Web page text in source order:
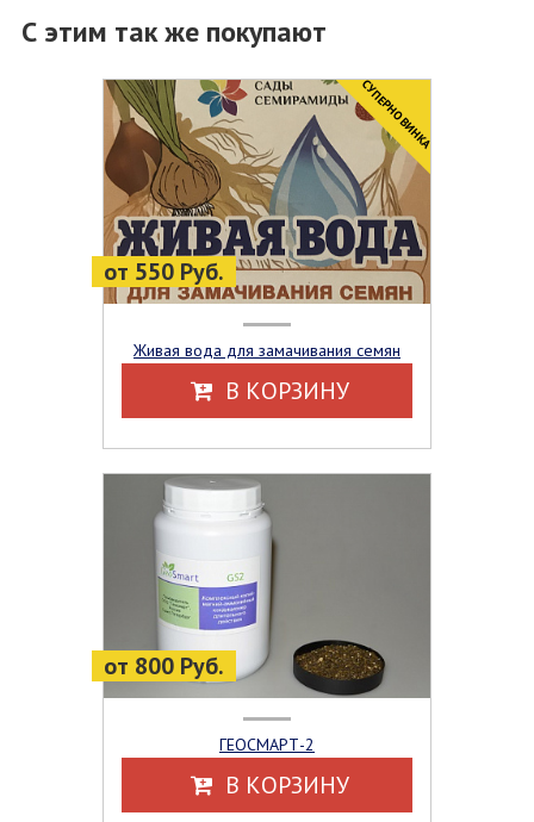
С этим так же покупают
от 550 Руб.
CУПЕРНОВИНКА
Живая вода для замачивания семян
В КОРЗИНУ
от 800 Руб.
ГЕОСМАРТ-2
В КОРЗИНУ